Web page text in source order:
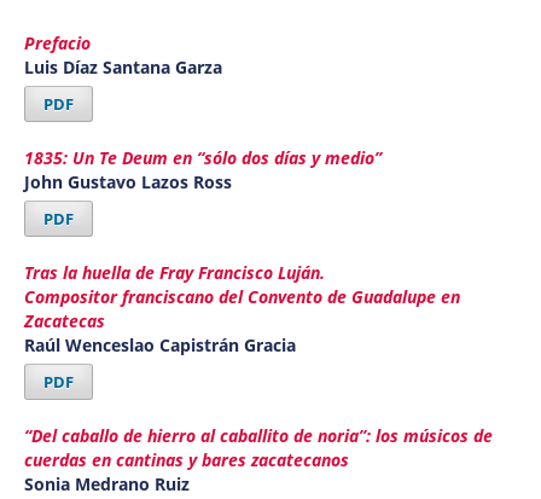
Prefacio
Luis Díaz Santana Garza
PDF
1835: Un Te Deum en “sólo dos días y medio”
John Gustavo Lazos Ross
PDF
Tras la huella de Fray Francisco Luján.
Compositor franciscano del Convento de Guadalupe en
Zacatecas
Raúl Wenceslao Capistrán Gracia
PDF
“Del caballo de hierro al caballito de noria”: los músicos de
cuerdas en cantinas y bares zacatecanos
Sonia Medrano Ruiz